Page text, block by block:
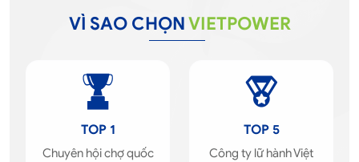
VÌ SAO CHỌNVIETPOWER
TOP 1
Chuyên hội chợ quốc
TOP 5
Công ty lữ hành Việt